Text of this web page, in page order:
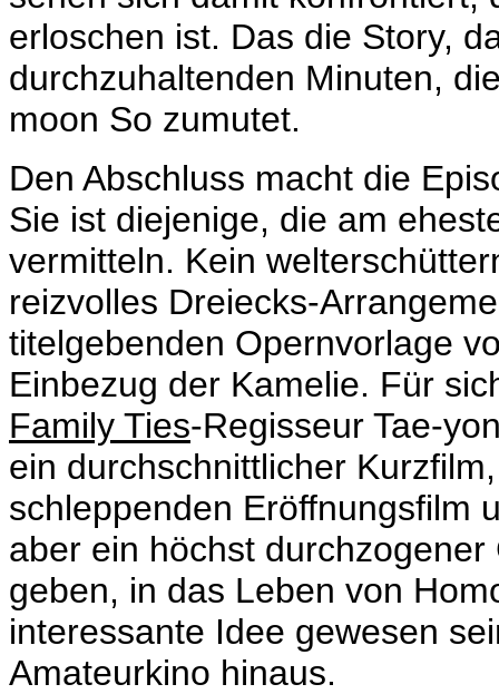
erloschen ist. Das die Story,
durchzuhaltenden Minuten,
moon So zumutet.
Den Abschluss macht die
Sie ist diejenige, die am
vermitteln. Kein
reizvolles Dreiecks-
titelgebenden Opernvorlage
Einbezug der Kamelie. Für
Family Ties-Regisseur Tae-
ein durchschnittlicher
schleppenden Eröffnungsfilm
aber ein höchst
geben, in das Leben von
interessante Idee gewesen
Amateurkino hinaus.